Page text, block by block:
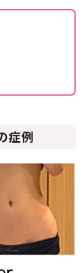
症例